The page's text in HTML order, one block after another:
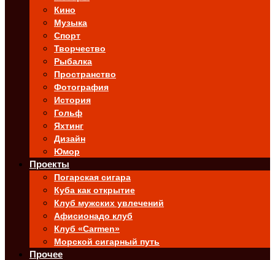
Кино
Музыка
Спорт
Творчество
Рыбалка
Пространство
Фотография
История
Гольф
Яхтинг
Дизайн
Юмор
Проекты
Погарская сигара
Куба как открытие
Клуб мужских увлечений
Афисионадо клуб
Клуб «Carmen»
Морской сигарный путь
Прочее